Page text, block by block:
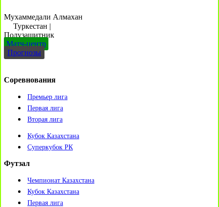
Мухаммедали Алмахан
Туркестан |
Полузащитник
Матч-центр
Прогнозы
Соревнования
Премьер лига
Первая лига
Вторая лига
Кубок Казахстана
Суперкубок РК
Футзал
Чемпионат Казахстана
Кубок Казахстана
Первая лига